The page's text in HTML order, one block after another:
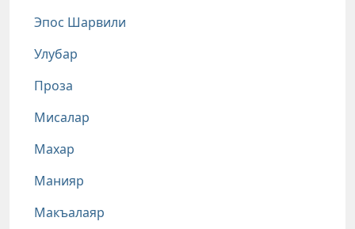
Эпос Шарвили
Улубар
Проза
Мисалар
Махар
Манияр
Макъалаяр